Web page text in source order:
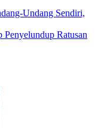
Undang Sendiri,
Ratusan